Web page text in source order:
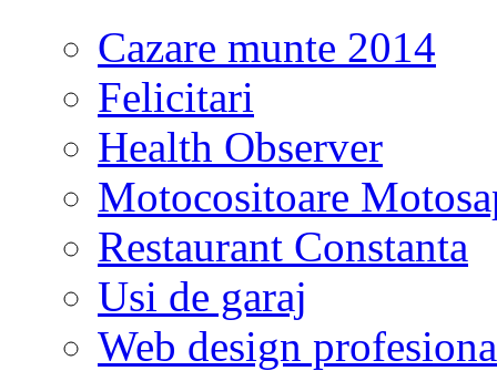
Cazare munte 2014
Felicitari
Health Observer
Motocositoare
Restaurant Constanta
Usi de garaj
Web design